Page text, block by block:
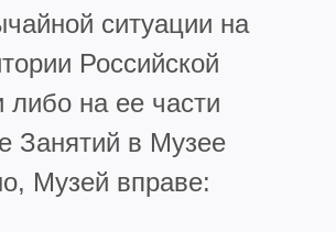
ситуации на
Российской
на ее части
Занятий в Музее
Музей вправе: